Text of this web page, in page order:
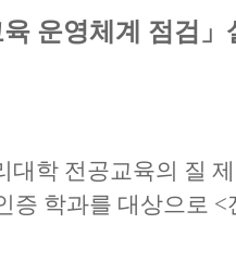
운영체계 점검」
대학 전공교육의 질
증 학과를 대상으로 <